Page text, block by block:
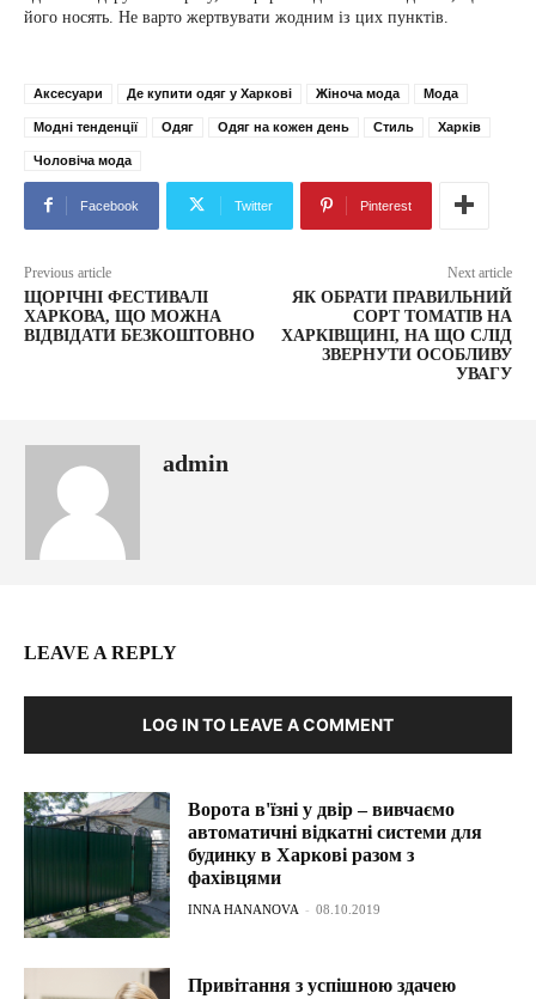
його носять. Не варто жертвувати жодним із цих пунктів.
Аксесуари Де купити одяг у Харкові Жіноча мода Мода
Модні тенденції Одяг Одяг на кожен день Стиль Харків
Чоловіча мода
Facebook Twitter Pinterest
Previous article
ЩОРІЧНІ ФЕСТИВАЛІ
ХАРКОВА, ЩО МОЖНА
ВІДВІДАТИ БЕЗКОШТОВНО
Next article
ЯК ОБРАТИ ПРАВИЛЬНИЙ
СОРТ ТОМАТІВ НА
ХАРКІВЩИНІ, НА ЩО СЛІД
ЗВЕРНУТИ ОСОБЛИВУ
УВАГУ
admin
LEAVE A REPLY
LOG IN TO LEAVE A COMMENT
Ворота в'їзні у двір – вивчаємо
автоматичні відкатні системи для
будинку в Харкові разом з
фахівцями
INNA HANANOVA - 08.10.2019
Привітання з успішною здачею